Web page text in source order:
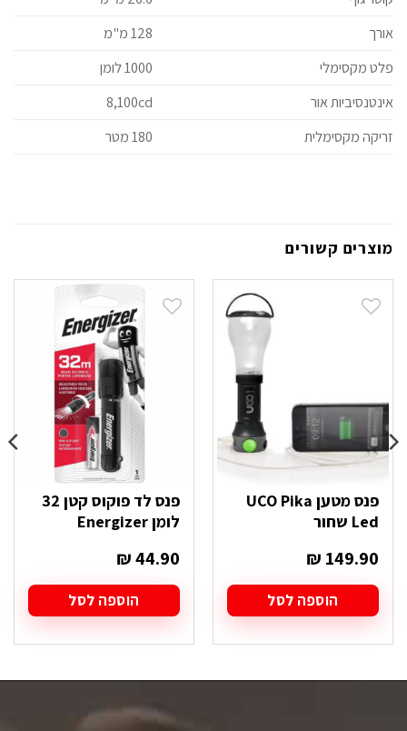
אורך
128 מ"מ
פלט מקסימלי
1000 לומן
אינטנסיביות אור
8,100cd
זריקה מקסימלית
180 מטר
מוצרים קשורים
פנס מטען UCO Pika
Led שחור
₪ 149.90
הוספה לסל
פנס לד פוקוס קטן 32
לומן Energizer
₪44.90
הוספה לסל